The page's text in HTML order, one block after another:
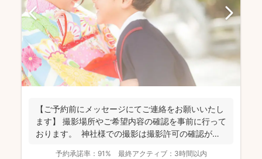
【ご予約前にメッセージにてご連絡をお願いいたし
ます】 撮影場所やご希望内容の確認を事前に行って
おります。 神社様での撮影は撮影許可の確認が必
予約承諾率： 91% 最終アクティブ： 3時間以内